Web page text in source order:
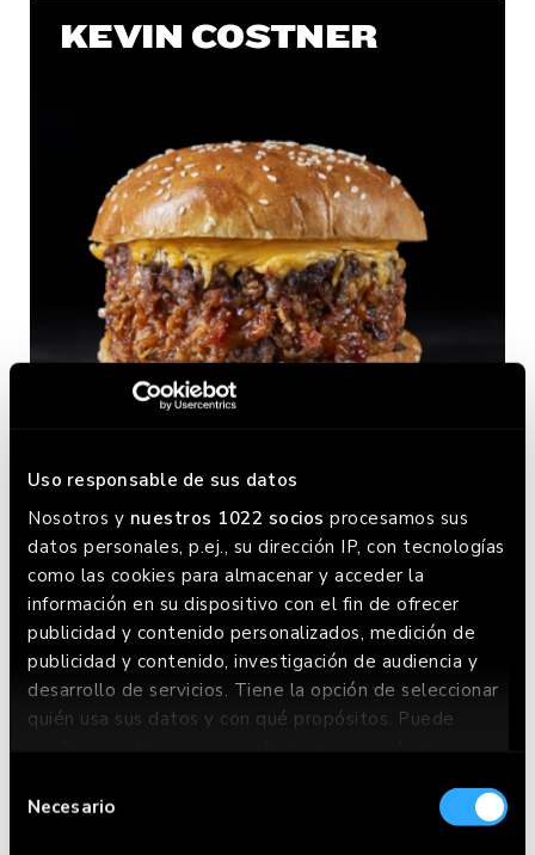
Uso responsable de sus datos
Nosotros y nuestros 1022 socios procesamos sus
datos personales, p.ej., su dirección IP, con tecnologías
como las cookies para almacenar y acceder la
información en su dispositivo con el fin de ofrecer
publicidad y contenido personalizados, medición de
publicidad y contenido, investigación de audiencia y
desarrollo de servicios. Tiene la opción de seleccionar
quién usa sus datos y con qué propósitos. Puede
cambiar o retirar su consentimiento en cualquier
en el Menú de consentimiento.
deNecesario
KEVIN COSTNER
M-30